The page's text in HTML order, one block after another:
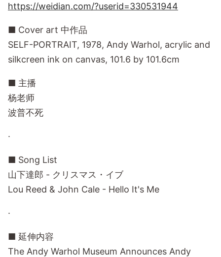
https://weidian.com/?userid=330531944
■ Cover art 中作品
SELF-PORTRAIT, 1978, Andy Warhol, acrylic and
silkcreen ink on canvas, 101.6 by 101.6cm
■ 主播
杨老师
波普不死
·
■ Song List
山下達郎 - クリスマス・イブ
Lou Reed & John Cale - Hello It's Me
·
■ 延伸内容
The Andy Warhol Museum Announces Andy